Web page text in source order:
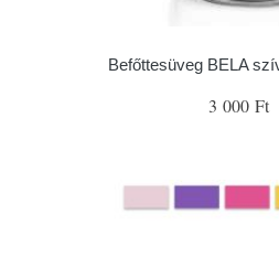
Befőttesüveg BELA
3 000 Ft